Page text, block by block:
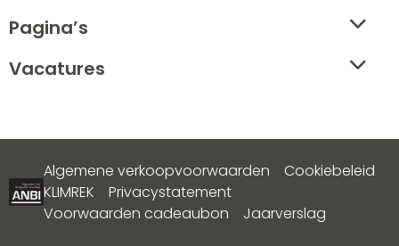
Pagina’s
Vacatures
Algemene verkoopvoorwaarden
Cookiebeleid
KLIMREK
Privacystatement
Voorwaarden cadeaubon
Jaarverslag